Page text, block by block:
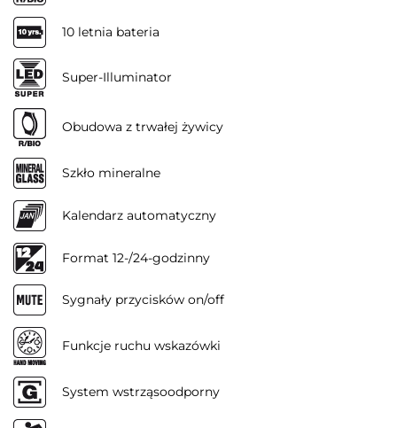
10 letnia bateria
Super-Illuminator
Obudowa z trwałej żywicy
Szkło mineralne
Kalendarz automatyczny
Format 12-/24-godzinny
Sygnały przycisków on/off
Funkcje ruchu wskazówki
System wstrząsoodporny